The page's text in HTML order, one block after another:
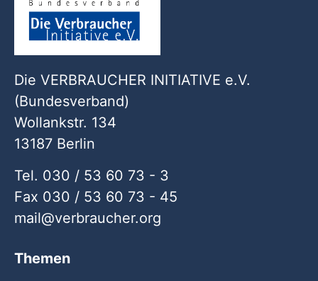
Die VERBRAUCHER INITIATIVE e.V.
(Bundesverband)
Wollankstr. 134
13187 Berlin
Tel. 030 / 53 60 73 - 3
Fax 030 / 53 60 73 - 45
mail
verbraucher org
Themen